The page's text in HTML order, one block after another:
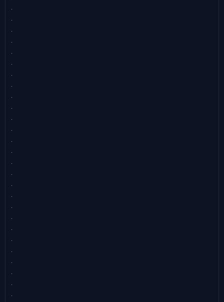
.
.
.
.
.
.
.
.
.
.
.
.
.
.
.
.
.
.
.
.
.
.
.
.
.
.
.